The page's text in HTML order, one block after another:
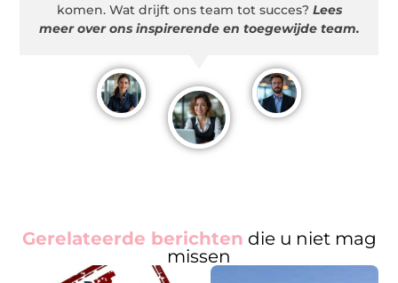
komen. Wat drijft ons team tot succes? Lees
meer over ons inspirerende en toegewijde team.
Gerelateerde berichten die u niet mag
missen